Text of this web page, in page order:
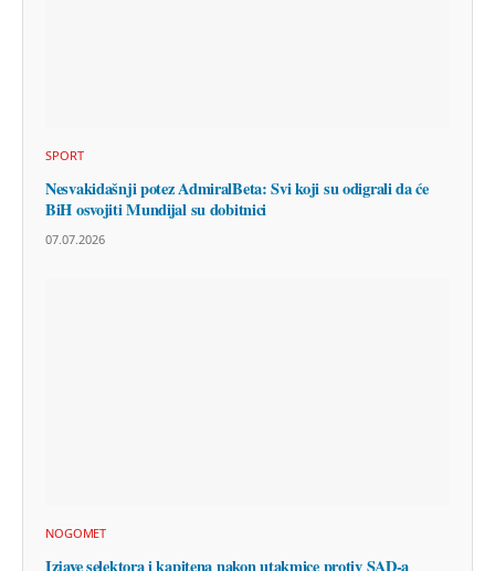
SPORT
Nesvakidašnji potez AdmiralBeta: Svi koji su odigrali da će
BiH osvojiti Mundijal su dobitnici
07.07.2026
NOGOMET